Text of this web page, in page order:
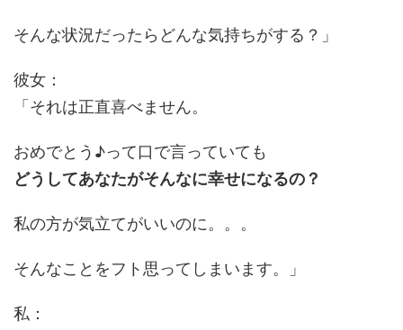
そんな状況だったらどんな気持ちがする？」
彼女：
「それは正直喜べません。
おめでとう♪って口で言っていても
どうしてあなたがそんなに幸せになるの？
私の方が気立てがいいのに。。。
そんなことをフト思ってしまいます。」
私：